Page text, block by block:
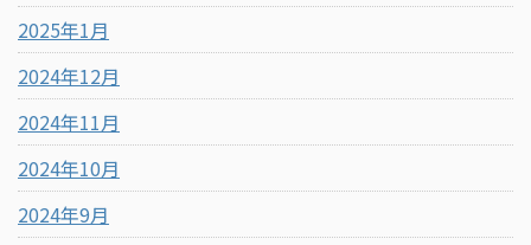
2025年1月
2024年12月
2024年11月
2024年10月
2024年9月